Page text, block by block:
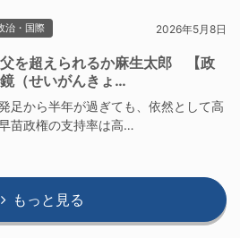
治・国際 2026年5月8日
を超えられるか麻生太郎 【政
（せいがんきょ…
足から半年が過ぎても、依然として高
苗政権の支持率は高…
もっと見る